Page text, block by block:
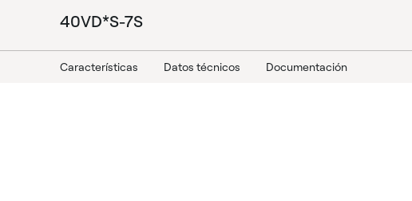
40VD*S-7S
Características Datos técnicos Documentación